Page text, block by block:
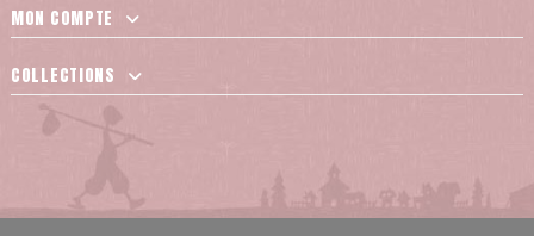
MON COMPTE
COLLECTIONS